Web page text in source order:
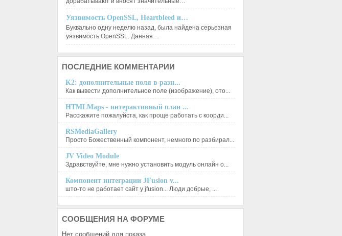
Уязвимость OpenSSL, Heartbleed и…
Буквально одну неделю назад, была найдена серьезная
уязвимость OpenSSL. Данная…
ПОСЛЕДНИЕ КОММЕНТАРИИ
K2: дополнительные поля в разн...
Как вывести дополнительное поле (изображение), ото...
HTMLMaps - интерактивный план ...
Расскажите пожалуйста, как проще работать с коорди...
RSMediaGallery
Просто Божественный компонент, немного по разбирал...
JV Video Module
Здравствуйте, мне нужно установить модуль онлайн о...
Компонент интеграции JFusion v...
што-то не работает сайт у jfusion... Люди добрые, ...
СООБЩЕНИЯ НА ФОРУМЕ
Нет сообщений для показа